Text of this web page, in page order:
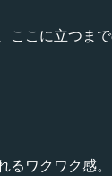
ここに立つま
ワクワク感。